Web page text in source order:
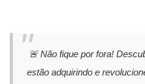
🚨 Não fique por fora!
estão adquirindo e